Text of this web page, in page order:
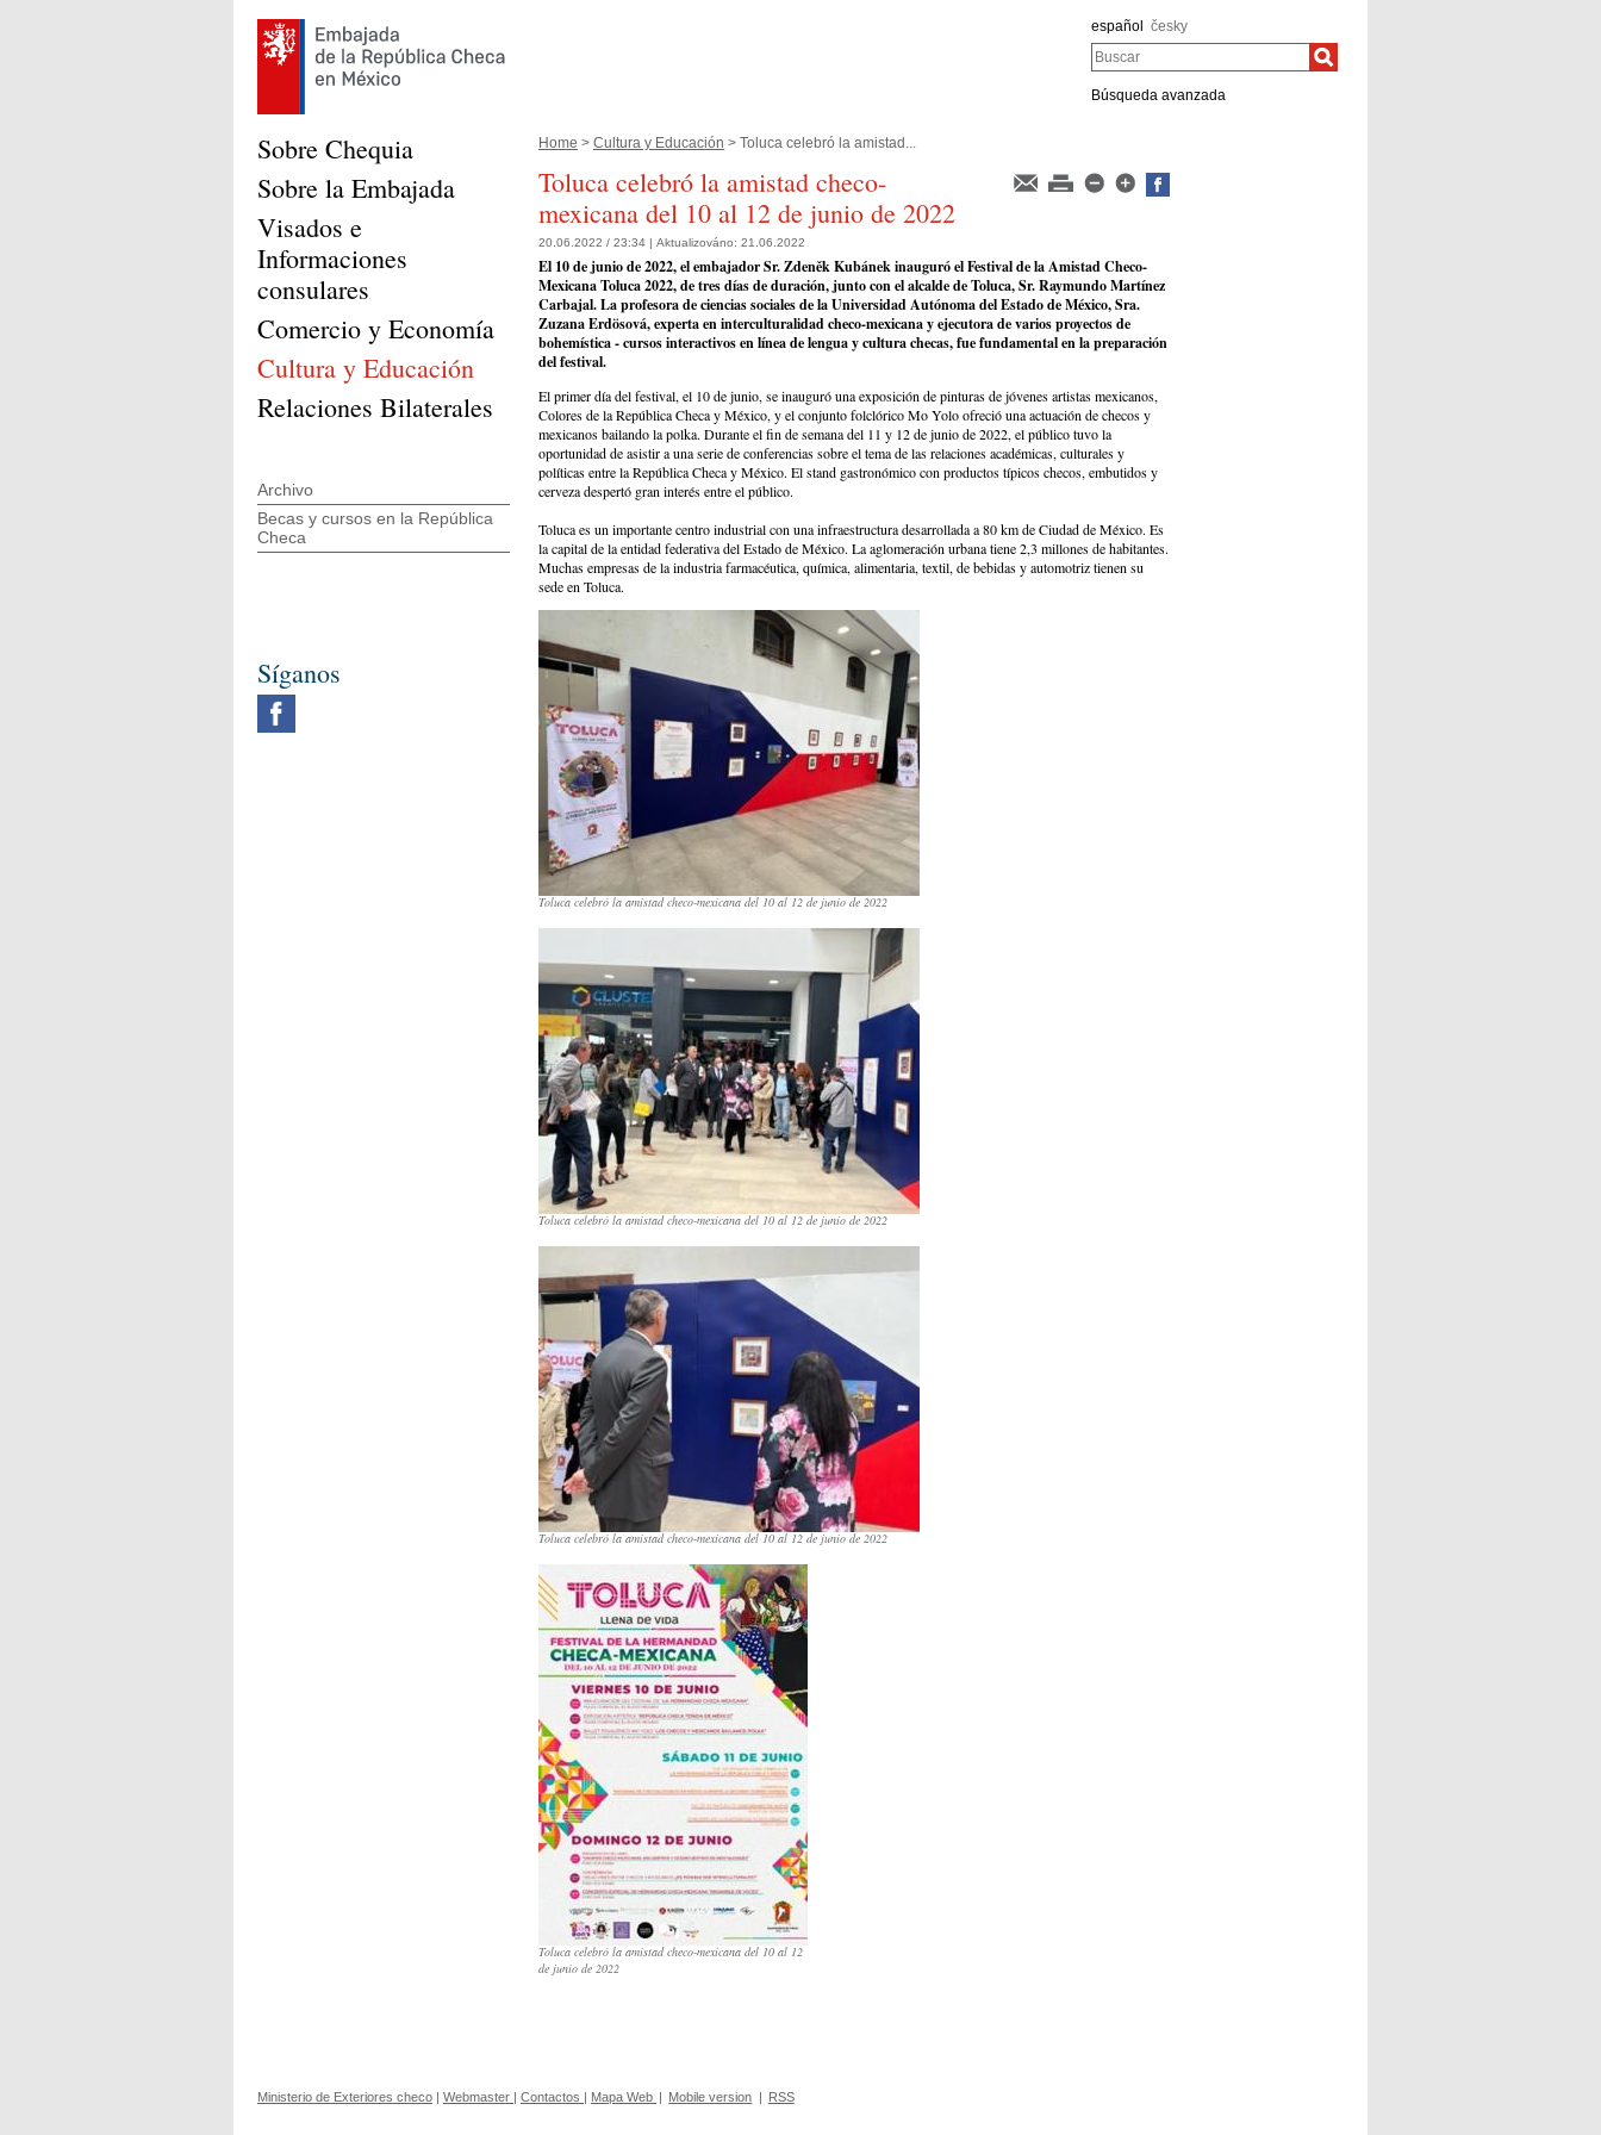
español česky
Buscar
Búsqueda avanzada
Home > Cultura y Educación > Toluca celebró la amistad...
Toluca celebró la amistad checo-
mexicana del 10 al 12 de junio de 2022
20.06.2022 / 23:34 | Aktualizováno: 21.06.2022
El 10 de junio de 2022, el embajador Sr. Zdeněk Kubánek inauguró el Festival de la Amistad Checo-
Mexicana Toluca 2022, de tres días de duración, junto con el alcalde de Toluca, Sr. Raymundo Martínez
Carbajal. La profesora de ciencias sociales de la Universidad Autónoma del Estado de México, Sra.
Zuzana Erdösová, experta en interculturalidad checo-mexicana y ejecutora de varios proyectos de
bohemística - cursos interactivos en línea de lengua y cultura checas, fue fundamental en la preparación
del festival.
El primer día del festival, el 10 de junio, se inauguró una exposición de pinturas de jóvenes artistas mexicanos,
Colores de la República Checa y México, y el conjunto folclórico Mo Yolo ofreció una actuación de checos y
mexicanos bailando la polka. Durante el fin de semana del 11 y 12 de junio de 2022, el público tuvo la
oportunidad de asistir a una serie de conferencias sobre el tema de las relaciones académicas, culturales y
políticas entre la República Checa y México. El stand gastronómico con productos típicos checos, embutidos y
cerveza despertó gran interés entre el público.
Toluca es un importante centro industrial con una infraestructura desarrollada a 80 km de Ciudad de México. Es
la capital de la entidad federativa del Estado de México. La aglomeración urbana tiene 2,3 millones de habitantes.
Muchas empresas de la industria farmacéutica, química, alimentaria, textil, de bebidas y automotriz tienen su
sede en Toluca.
Toluca celebró la amistad checo-mexicana del 10 al 12 de junio de 2022
Toluca celebró la amistad checo-mexicana del 10 al 12 de junio de 2022
Toluca celebró la amistad checo-mexicana del 10 al 12 de junio de 2022
Toluca celebró la amistad checo-mexicana del 10 al 12
de junio de 2022
Sobre Chequia
Sobre la Embajada
Visados e
Informaciones
consulares
Comercio y Economía
Cultura y Educación
Relaciones Bilaterales
Archivo
Becas y cursos en la República
Checa
Síganos
Ministerio de Exteriores checo | Webmaster | Contactos | Mapa Web | Mobile version | RSS